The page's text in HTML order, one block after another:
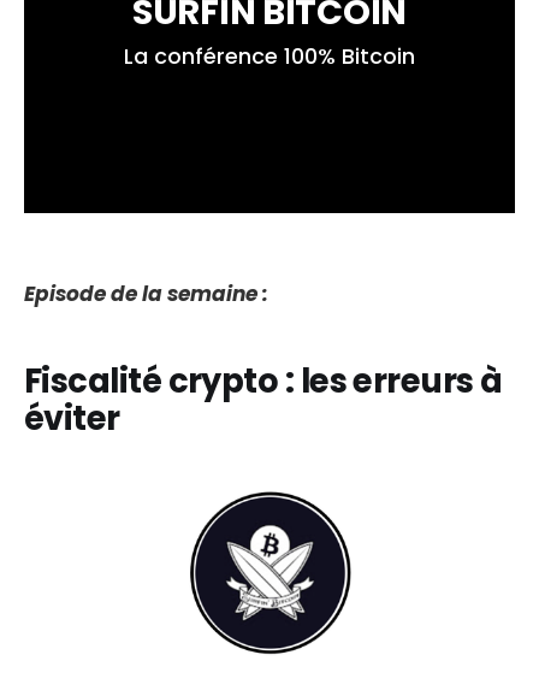
SURFIN BITCOIN
La conférence 100% Bitcoin
Episode de la semaine :
Fiscalité crypto : les erreurs à
éviter